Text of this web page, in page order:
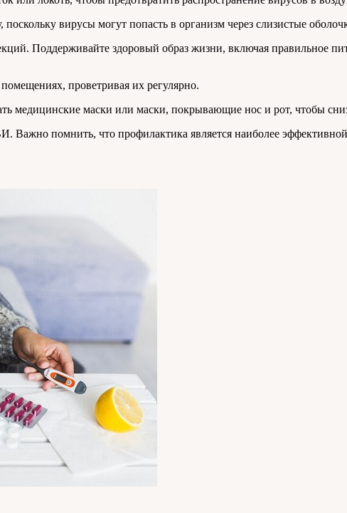
вирусы могут попасть в организм через слизистые
Поддерживайте здоровый образ жизни, включая правильное
проветривая их регулярно.
медицинские маски или маски, покрывающие нос и рот, чтобы
помнить, что профилактика является наиболее